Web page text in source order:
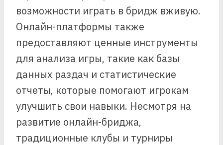
возможности играть в бридж вживую.
Онлайн-платформы также
предоставляют ценные инструменты
для анализа игры, такие как базы
данных раздач и статистические
отчеты, которые помогают игрокам
улучшить свои навыки. Несмотря на
развитие онлайн-бриджа,
традиционные клубы и турниры